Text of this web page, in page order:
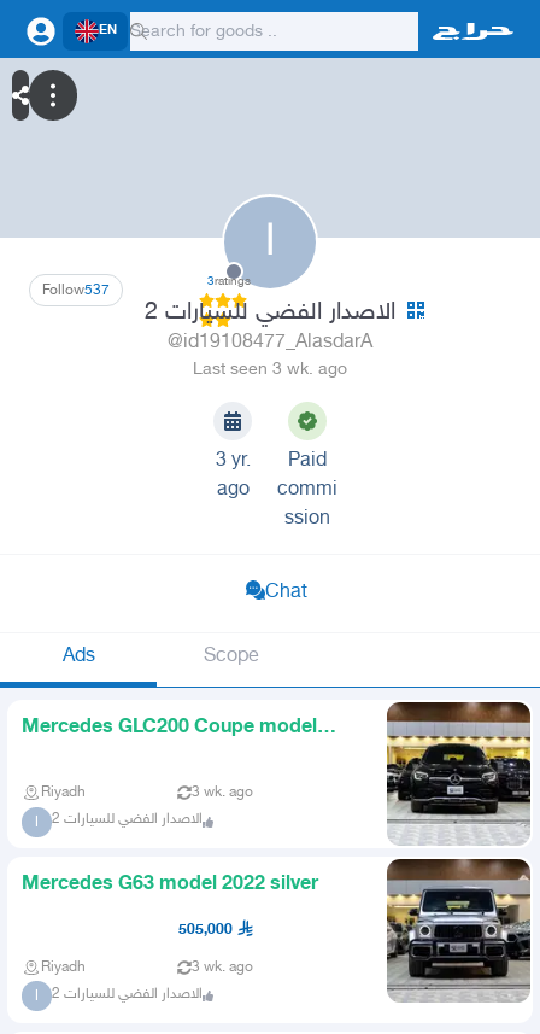
EN
ا
537
Follow 3ratings
الاصدار الفضي للسيارات 2
@id19108477_AlasdarA
Last seen 3 wk. ago
3 yr.
ago
Paid
commi
ssion
Chat
Ads Scope
Mercedes GLC200 Coupe model
Riyadh 3 wk. ago
ا الاصدار الفضي للسيارات 2
Mercedes G63 model 2022 silver
505,000
Riyadh 3 wk. ago
ا الاصدار الفضي للسيارات 2